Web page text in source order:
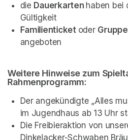
die Dauerkarten haben bei
Gültigkeit
Familienticket oder
angeboten
Weitere Hinweise zum
Rahmenprogramm:
Der angekündigte „Alles
im Jugendhaus ab 13 Uhr
Die Freibieraktion von
Dinkelacker-Schwaben